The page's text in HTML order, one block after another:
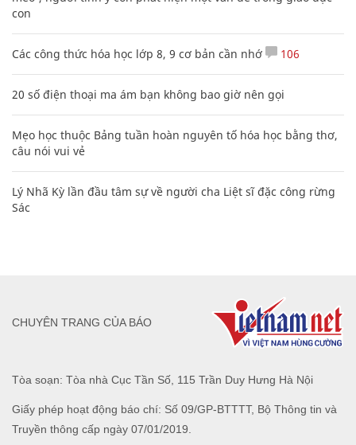
con
Các công thức hóa học lớp 8, 9 cơ bản cần nhớ 106
20 số điện thoại ma ám bạn không bao giờ nên gọi
Mẹo học thuộc Bảng tuần hoàn nguyên tố hóa học bằng thơ,
câu nói vui vẻ
Lý Nhã Kỳ lần đầu tâm sự về người cha Liệt sĩ đặc công rừng
Sác
Tòa soạn: Tòa nhà Cục Tần Số, 115 Trần Duy Hưng Hà Nội
Giấy phép hoạt động báo chí: Số 09/GP-BTTTT, Bộ Thông tin và
Truyền thông cấp ngày 07/01/2019.
CHUYÊN TRANG CỦA BÁO